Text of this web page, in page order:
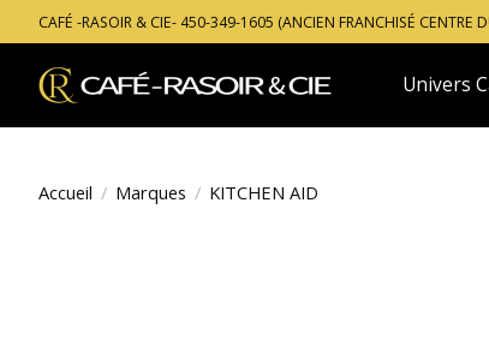
CAFÉ -RASOIR & CIE- 450-349-1605 (ANCIEN FRANCHISÉ CENTRE
Univers
Accueil / Marques / KITCHEN AID